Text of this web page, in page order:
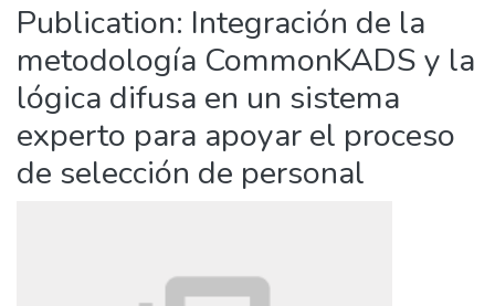
Publication: Integración de la
metodología CommonKADS y la
lógica difusa en un sistema
experto para apoyar el proceso
de selección de personal